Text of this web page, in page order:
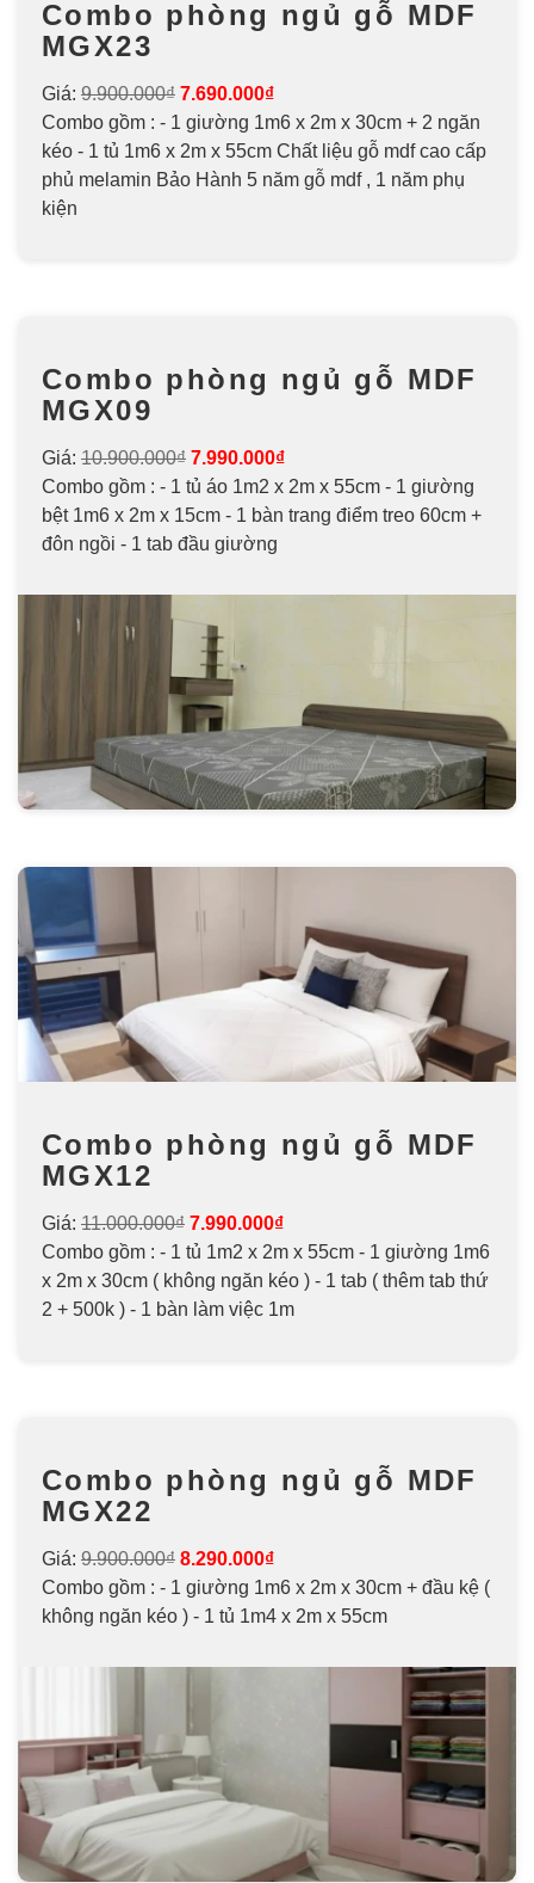
Combo phòng ngủ gỗ MDF
MGX23
Giá: 9.900.000₫ 7.690.000₫
Combo gồm : - 1 giường 1m6 x 2m x 30cm + 2 ngăn
kéo - 1 tủ 1m6 x 2m x 55cm Chất liệu gỗ mdf cao cấp
phủ melamin Bảo Hành 5 năm gỗ mdf , 1 năm phụ
kiện
Combo phòng ngủ gỗ MDF
MGX09
Giá: 10.900.000₫ 7.990.000₫
Combo gồm : - 1 tủ áo 1m2 x 2m x 55cm - 1 giường
bệt 1m6 x 2m x 15cm - 1 bàn trang điểm treo 60cm +
đôn ngồi - 1 tab đầu giường
Combo phòng ngủ gỗ MDF
MGX12
Giá: 11.000.000₫ 7.990.000₫
Combo gồm : - 1 tủ 1m2 x 2m x 55cm - 1 giường 1m6
x 2m x 30cm ( không ngăn kéo ) - 1 tab ( thêm tab thứ
2 + 500k ) - 1 bàn làm việc 1m
Combo phòng ngủ gỗ MDF
MGX22
Giá: 9.900.000₫ 8.290.000₫
Combo gồm : - 1 giường 1m6 x 2m x 30cm + đầu kệ (
không ngăn kéo ) - 1 tủ 1m4 x 2m x 55cm